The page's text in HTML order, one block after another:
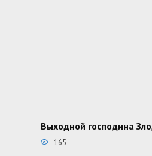
Выходной господина
165